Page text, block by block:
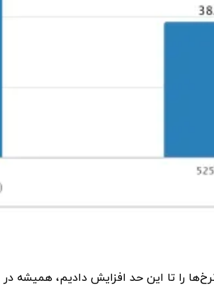
نرخ‌ها را تا این حد افزایش دادیم،